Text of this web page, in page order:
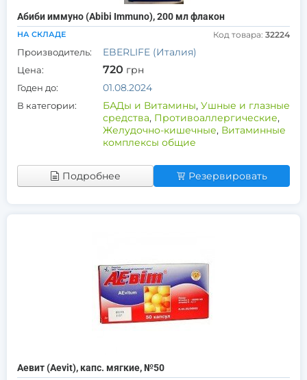
Абиби иммуно (Abibi Immuno), 200 мл флакон
НА СКЛАДЕ Код товара: 32224
Производитель: EBERLIFE (Италия)
Цена: 720 грн
Годен до: 01.08.2024
В категории: БАДы и Витамины, Ушные и глазные
средства, Противоаллергические,
Желудочно-кишечные, Витаминные
комплексы общие
Подробнее Резервировать
Аевит (Aevit), капс. мягкие, №50